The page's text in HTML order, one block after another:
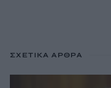
ΣΧΕΤΙΚΆ ΆΡΘΡΑ